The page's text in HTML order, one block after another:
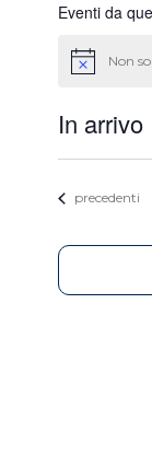
Eventi da
AvvisoNon
In arrivo
data.Eventi
precedenti